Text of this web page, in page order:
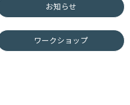
お知らせ
ワークショップ